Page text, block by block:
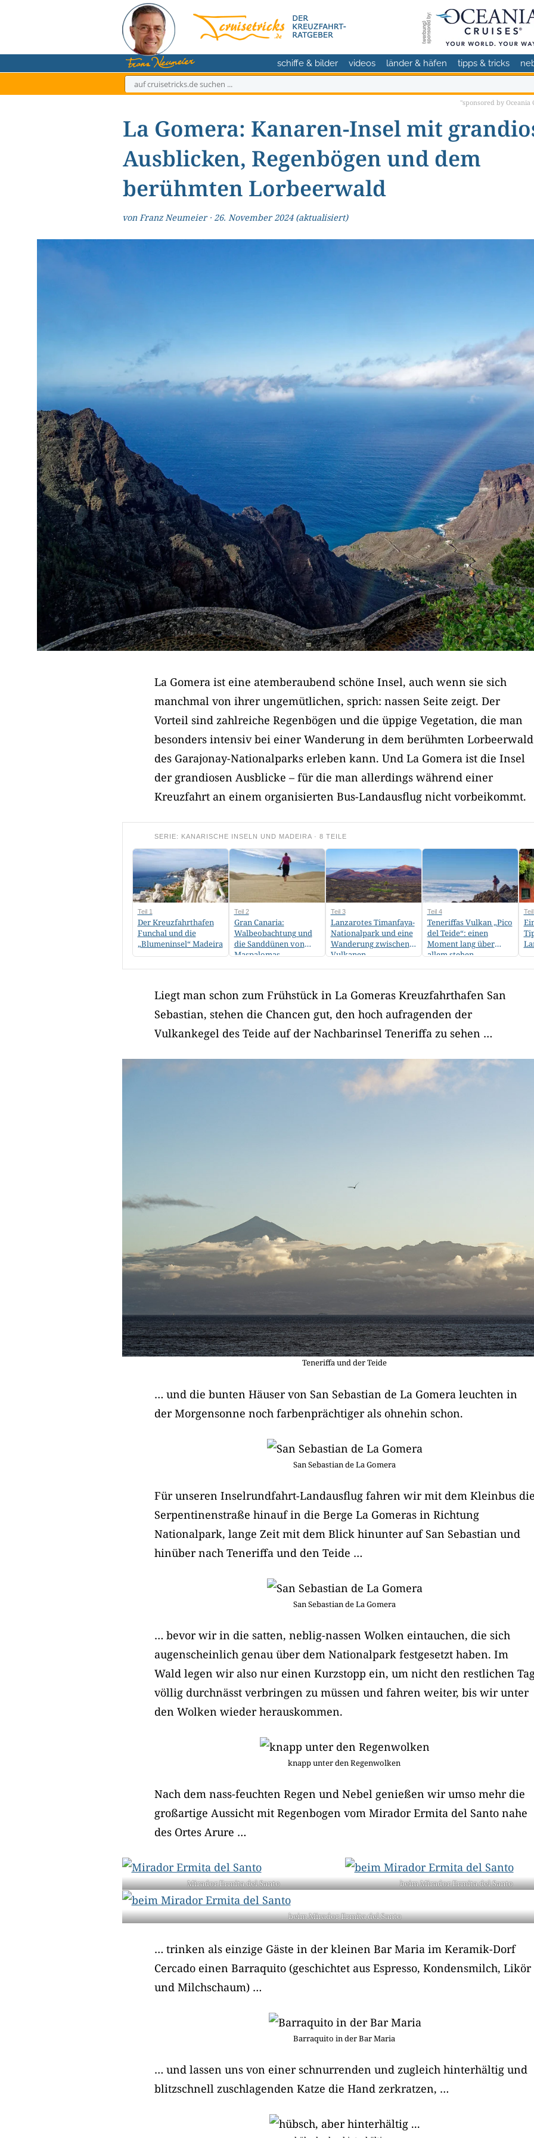
schiffe & bilder videos länder & häfen tipps & tricks
"sponsored by Oceania
La Gomera: Kanaren-Insel mit
Ausblicken, Regenbögen und dem
berühmten Lorbeerwald
von Franz Neumeier· 26. November 2024(aktualisiert)
La Gomera ist eine atemberaubend schöne Insel, auch wenn sie sich
manchmal von ihrer ungemütlichen, sprich: nassen Seite zeigt. Der
Vorteil sind zahlreiche Regenbögen und die üppige Vegetation, die man
besonders intensiv bei einer Wanderung in dem berühmten Lorbeerwald
des Garajonay-Nationalparks erleben kann. Und La Gomera ist die Insel
der grandiosen Ausblicke – für die man allerdings während einer
Kreuzfahrt an einem organisierten Bus-Landausflug nicht vorbeikommt.
SERIE: KANARISCHE INSELN UND MADEIRA · 8 TEILE
Teil 1
Der Kreuzfahrthafen
Funchal und die
„Blumeninsel“ Madeira
Teil 2
Gran Canaria:
Walbeobachtung und
die Sanddünen von
Maspalomas
Teil 3
Lanzarotes Timanfaya-
Nationalpark und eine
Wanderung zwischen
Vulkanen
Teil 4
Teneriffas Vulkan „Pico
del Teide“: einen
Moment lang über
allem stehen
Liegt man schon zum Frühstück in La Gomeras Kreuzfahrthafen San
Sebastian, stehen die Chancen gut, den hoch aufragenden der
Vulkankegel des Teide auf der Nachbarinsel Teneriffa zu sehen …
Teneriffa und der Teide
… und die bunten Häuser von San Sebastian de La Gomera leuchten in
der Morgensonne noch farbenprächtiger als ohnehin schon.
San Sebastian de La Gomera
Für unseren Inselrundfahrt-Landausflug fahren wir mit dem Kleinbus
Serpentinenstraße hinauf in die Berge La Gomeras in Richtung
Nationalpark, lange Zeit mit dem Blick hinunter auf San Sebastian und
hinüber nach Teneriffa und den Teide …
San Sebastian de La Gomera
… bevor wir in die satten, neblig-nassen Wolken eintauchen, die sich
augenscheinlich genau über dem Nationalpark festgesetzt haben. Im
Wald legen wir also nur einen Kurzstopp ein, um nicht den restlichen
völlig durchnässt verbringen zu müssen und fahren weiter, bis wir unter
den Wolken wieder herauskommen.
knapp unter den Regenwolken
Nach dem nass-feuchten Regen und Nebel genießen wir umso mehr die
großartige Aussicht mit Regenbogen vom Mirador Ermita del Santo nahe
des Ortes Arure …
Mirador Ermita del Santo beim Mirador Ermita del Santo
beim Mirador Ermita del Santo
… trinken als einzige Gäste in der kleinen Bar Maria im Keramik-Dorf
Cercado einen Barraquito (geschichtet aus Espresso, Kondensmilch, Likör
und Milchschaum) …
Barraquito in der Bar Maria
… und lassen uns von einer schnurrenden und zugleich hinterhältig und
blitzschnell zuschlagenden Katze die Hand zerkratzen, …